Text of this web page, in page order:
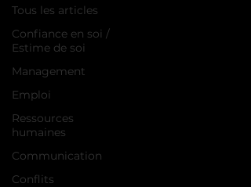
Tous les articles
Confiance en soi /
Estime de soi
Management
Emploi
Ressources
humaines
Communication
Conflits